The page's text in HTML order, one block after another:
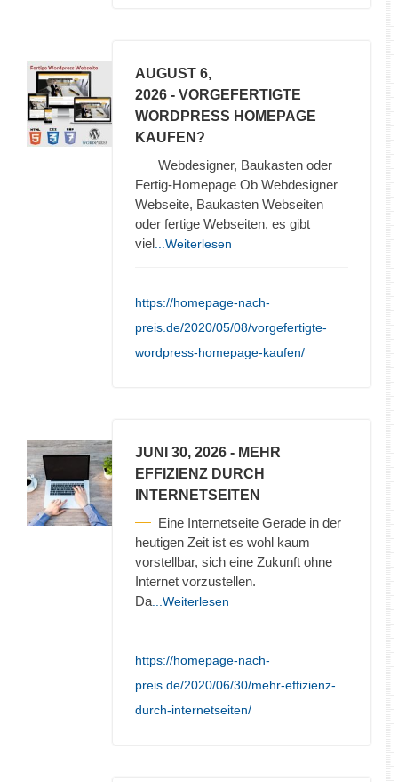
AUGUST 6,
2026 - VORGEFERTIGTE
WORDPRESS HOMEPAGE
KAUFEN?
Webdesigner, Baukasten oder
Fertig-Homepage Ob Webdesigner
Webseite, Baukasten Webseiten
oder fertige Webseiten, es gibt
viel ...Weiterlesen
https://homepage-nach-
preis.de/2020/05/08/vorgefertigte-
wordpress-homepage-kaufen/
JUNI 30, 2026 - MEHR
EFFIZIENZ DURCH
INTERNETSEITEN
Eine Internetseite Gerade in der
heutigen Zeit ist es wohl kaum
vorstellbar, sich eine Zukunft ohne
Internet vorzustellen.
Da ...Weiterlesen
https://homepage-nach-
preis.de/2020/06/30/mehr-effizienz-
durch-internetseiten/